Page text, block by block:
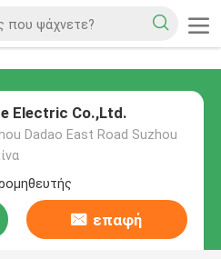
Electric Co.,Ltd.
Dadao East Road Suzhou
επαφή